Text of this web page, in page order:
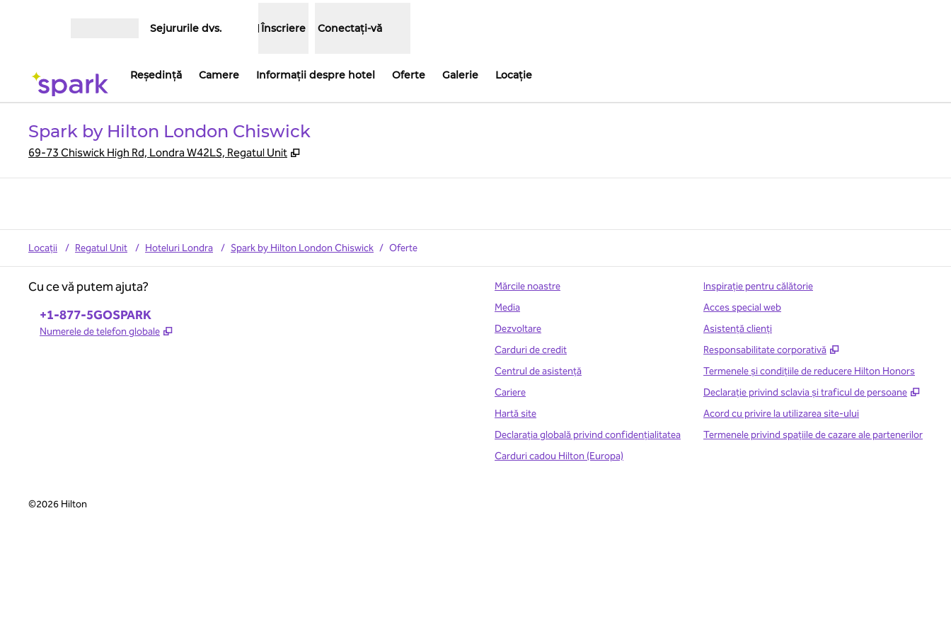
Sejururile dvs. Înscriere Conectați-vă
Reşedinţă Camere Informații despre hotel Oferte Galerie Locaţie
Spark by Hilton London Chiswick
69-73 Chiswick High Rd, Londra W42LS, Regatul Unit ,
Locații / Regatul Unit / Hoteluri Londra / Spark by Hilton London Chiswick / Oferte
Cu ce vă putem ajuta?
Telefon:
+1-877-5GOSPARK
Numerele de telefon globale ,
Mărcile noastre
Media
Dezvoltare
Carduri de credit
Centrul de asistență
Cariere
Hartă site
Declarația globală privind confidenţialitatea
Carduri cadou Hilton (Europa)
Inspirație pentru călătorie
Acces special web
Asistenţă clienţi
Responsabilitate corporativă
,
Termenele și condițiile de reducere Hilton Honors
Declarație privind sclavia și traficul de persoane
,
Acord cu privire la utilizarea site-ului
Termenele privind spațiile de cazare ale partenerilor
©2026 Hilton